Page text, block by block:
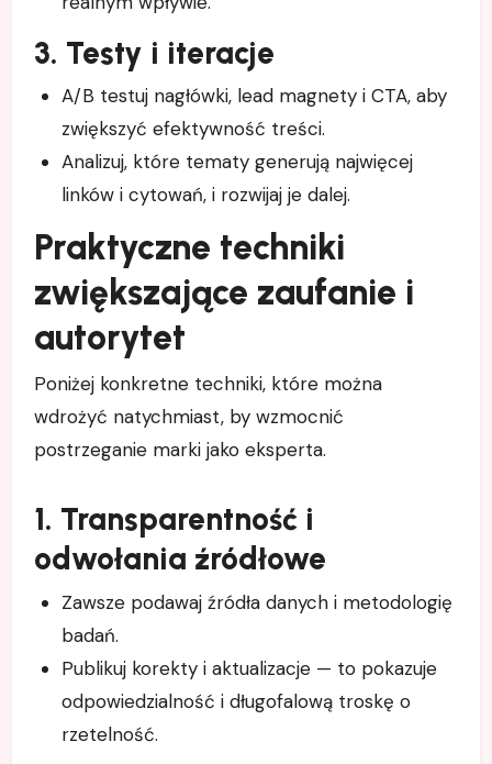
3. Testy i iteracje
A/B testuj nagłówki, lead magnety i CTA, aby
zwiększyć efektywność treści.
Analizuj, które tematy generują najwięcej
linków i cytowań, i rozwijaj je dalej.
Praktyczne techniki
zwiększające zaufanie i
autorytet
Poniżej konkretne techniki, które można
wdrożyć natychmiast, by wzmocnić
postrzeganie marki jako eksperta.
1. Transparentność i
odwołania źródłowe
Zawsze podawaj źródła danych i metodologię
badań.
Publikuj korekty i aktualizacje — to pokazuje
odpowiedzialność i długofalową troskę o
rzetelność.